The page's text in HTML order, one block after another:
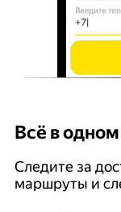
Всё в
Следите за
маршруты и